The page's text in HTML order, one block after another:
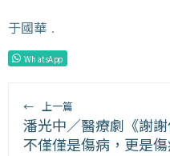
于國華 ﹒
WhatsApp
← 上一篇
潘光中／醫療劇《謝
不僅僅是傷病，更是傷